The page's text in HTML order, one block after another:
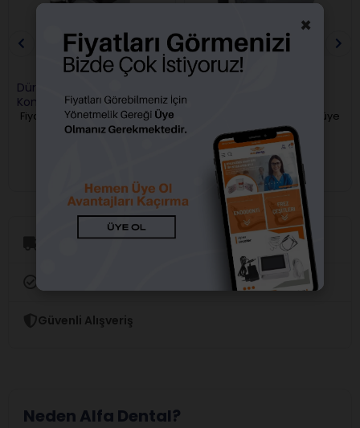
Ücretsiz Kargo
Dürr Dental Tornado 2
Kompresör
Fiyatları görebilmek için üye
girişi yapmalısınız.
Ücretsiz Kargo
Fiyatları görebilmek için üye
girişi yapmalısınız.
Aynı Gün Kargo
Güvenli Alışveriş
Neden Alfa Dental?
×